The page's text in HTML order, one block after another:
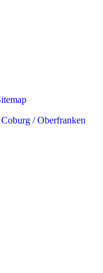
/ Oberfranken